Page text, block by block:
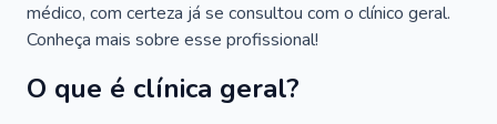
médico, com certeza já se consultou com o clínico geral.
Conheça mais sobre esse profissional!
O que é clínica geral?